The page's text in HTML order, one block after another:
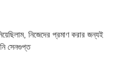
নিজেদের প্রমাণ করার জন্যই
সেনগুপ্ত